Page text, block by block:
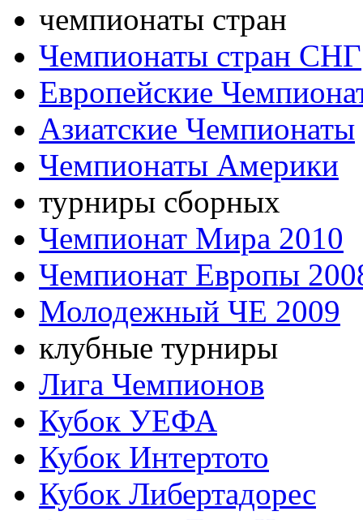
чемпионаты стран
Чемпионаты стран СНГ
Европейские
Азиатские Чемпионаты
Чемпионаты Америки
турниры сборных
Чемпионат Мира 2010
Чемпионат Европы
Молодежный ЧЕ 2009
клубные турниры
Лига Чемпионов
Кубок УЕФА
Кубок Интертото
Кубок Либертадорес